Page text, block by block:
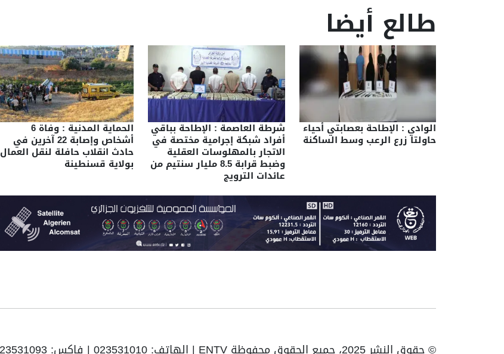
طالع أيضا
الوادي : الإطاحة بعصابتي أحياء
حاولتا زرع الرعب وسط الساكنة
شرطة العاصمة : الإطاحة بباقي
أفراد شبكة إجرامية مختصة في
الاتجار بالمهلوسات العقلية
وضبط قرابة 8.5 مليار سنتيم من
عائدات الترويج
الحماية المدنية : وفاة 6
أشخاص وإصابة 22 آخرين في
حادث انقلاب حافلة لنقل العمال
بولاية قسنطينة